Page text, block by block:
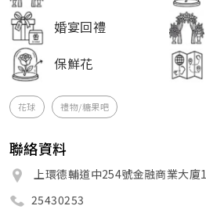
婚宴回禮
保鮮花
花球 禮物/糖果吧
聯絡資料
上環德輔道中254號金融商業大廈
25430253